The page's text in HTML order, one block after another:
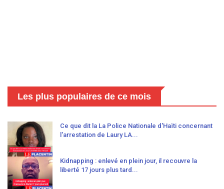
Les plus populaires de ce mois
Ce que dit la La Police Nationale d'Haïti concernant
l'arrestation de Laury LA...
Kidnapping : enlevé en plein jour, il recouvre la
liberté 17 jours plus tard...